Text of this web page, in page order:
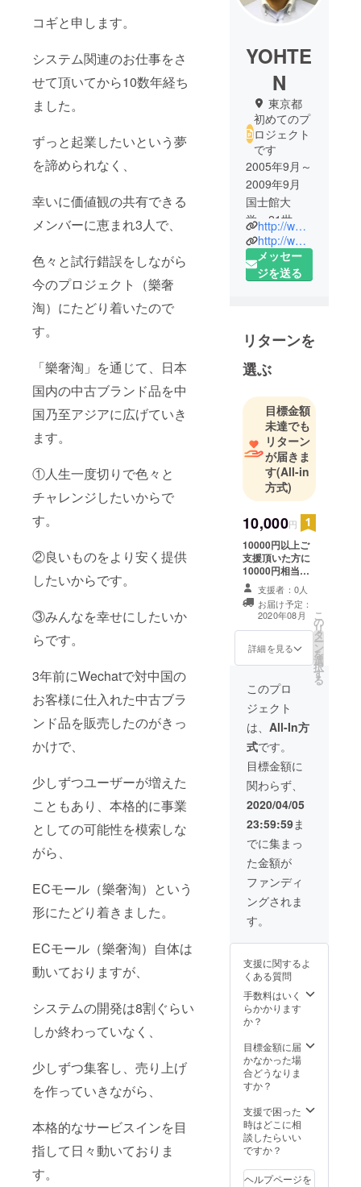
コギと申します。
システム関連のお仕事をさ
せて頂いてから10数年経ち
ました。
ずっと起業したいという夢
を諦められなく、
幸いに価値観の共有できる
メンバーに恵まれ3人で、
色々と試行錯誤をしながら
今のプロジェクト（樂奢
淘）にたどり着いたので
す。
「樂奢淘」を通じて、日本
国内の中古ブランド品を中
国乃至アジアに広げていき
ます。
①人生一度切りで色々と
チャレンジしたいからで
す。
②良いものをより安く提供
したいからです。
③みんなを幸せにしたいか
らです。
3年前にWechatで対中国の
お客様に仕入れた中古ブラ
ンド品を販売したのがきっ
かけで、
少しずつユーザーが増えた
こともあり、本格的に事業
としての可能性を模索しな
がら、
ECモール（樂奢淘）という
形にたどり着きました。
ECモール（樂奢淘）自体は
動いておりますが、
システムの開発は8割ぐらい
しか終わっていなく、
少しずつ集客し、売り上げ
を作っていきながら、
本格的なサービスインを目
指して日々動いておりま
す。
YOHTE
N
東京都
初めてのプ
ロジェクト
です
2005年9月～
2009年9月
国士館大
学 21世紀
アジア学
部 留学
2009年10月
営業部配属
2014年1月
～ 陽天株
式会社 設
立 同時に
代表取締役
に 就任
http://www.yohten.com
http://www.leshetao.com
メッセー
ジを送る
リターンを
選ぶ
目標金額
未達でも
リターン
が届きま
す(All-in
方式)
10,000円
10000円以上ご
支援頂いた方に
10000円相当の
瀬戸田高根島の
みかん農園のス
トレートみかん
ジュース6本を
お礼として提供
させて頂きま
す。 定価：1480
円/本（税込） 送
料：1200円
支援者：0人
お届け予定：
2020年08月
詳細を見る
こ
の
リ
タ
ー
ン
を
選
択
す
る
このプロ
ジェクト
は、 All-In方
式です。
目標金額に
関わらず、
2020/04/05
23:59:59ま
でに集まっ
た金額が
ファンディ
ングされま
す。
支援に関するよ
くある質問
手数料はいく
らかかります
か？
目標金額に届
かなかった場
合どうなりま
すか？
支援で困った
時はどこに相
談したらいい
ですか？
ヘルプページを